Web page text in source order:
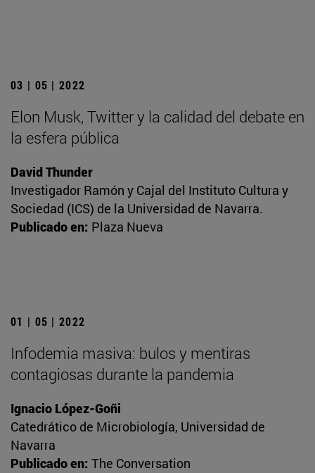
03 | 05 | 2022
Elon Musk, Twitter y la calidad del debate en
la esfera pública
David Thunder
Investigador Ramón y Cajal del Instituto Cultura y
Sociedad (ICS) de la Universidad de Navarra.
Publicado en: Plaza Nueva
01 | 05 | 2022
Infodemia masiva: bulos y mentiras
contagiosas durante la pandemia
Ignacio López-Goñi
Catedrático de Microbiología, Universidad de
Navarra
Publicado en: The Conversation